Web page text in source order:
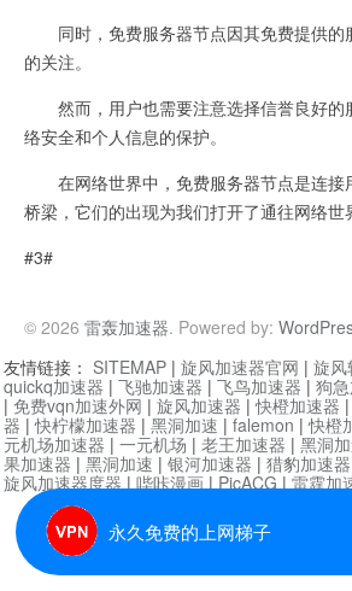
同时，免费服务器节点因其免费提供的
的关注。
然而，用户也需要注意选择信誉良好的
络安全和个人信息的保护。
在网络世界中，免费服务器节点是连接
桥梁，它们的出现为我们打开了通往网络世
#3#
© 2026 雷轰加速器. Powered by:
永久免费的上网梯子
友情链接： SITEMAP | 旋风加速器官网 | 旋风
quickq加速器 | 飞驰加速器 | 飞鸟加速器 | 狗
| 免费vqn加速外网 | 旋风加速器 |快橙加速器 |
器 |快柠檬加速器 | 黑洞加速 | falemon |快橙
元机场加速器 | 一元机场 | 老王加速器 | 黑洞
果加速器 | 黑洞加速 | 银河加速器 | 猎豹加速器
旋风加速器度器|哔咔漫画|PicACG|雷霆加